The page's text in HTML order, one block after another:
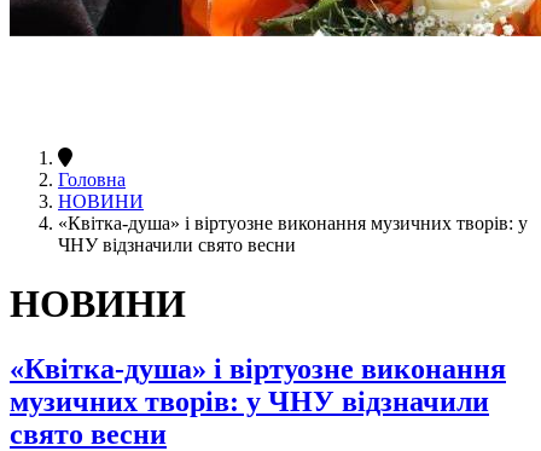
Головна
НОВИНИ
«Квітка-душа» і віртуозне виконання музичних творів: у
ЧНУ відзначили свято весни
НОВИНИ
«Квітка-душа» і віртуозне виконання
музичних творів: у ЧНУ відзначили
свято весни